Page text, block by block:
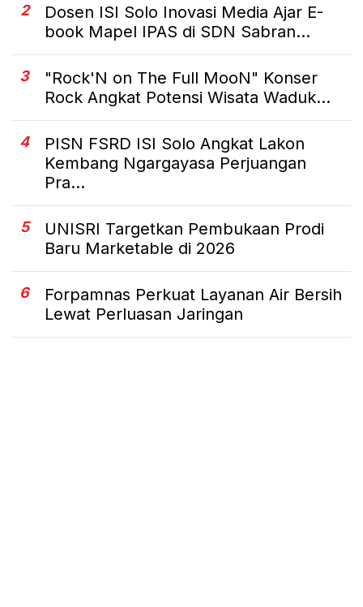
2
Dosen ISI Solo Inovasi Media Ajar E-
book Mapel IPAS di SDN Sabran...
3
"Rock'N on The Full MooN" Konser
Rock Angkat Potensi Wisata Waduk...
4
PISN FSRD ISI Solo Angkat Lakon
Kembang Ngargayasa Perjuangan
Pra...
5
UNISRI Targetkan Pembukaan Prodi
Baru Marketable di 2026
6
Forpamnas Perkuat Layanan Air Bersih
Lewat Perluasan Jaringan